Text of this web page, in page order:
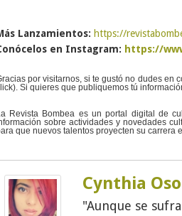
Lanzamientos: https://
en Instagram: https://
por visitarnos, si te gustó no dudes en
Si quieres que publiquemos tú
Revista Bombea es un portal digital de
sobre actividades y novedades
que nuevos talentos proyecten su carrera
Cynthia
"Aunque se